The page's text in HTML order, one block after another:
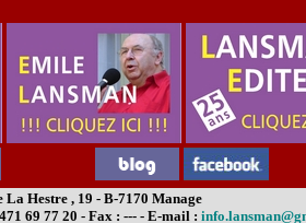
Hestre , 19 - B-7170 Manage
69 77 20 - Fax : --- - E-mail :